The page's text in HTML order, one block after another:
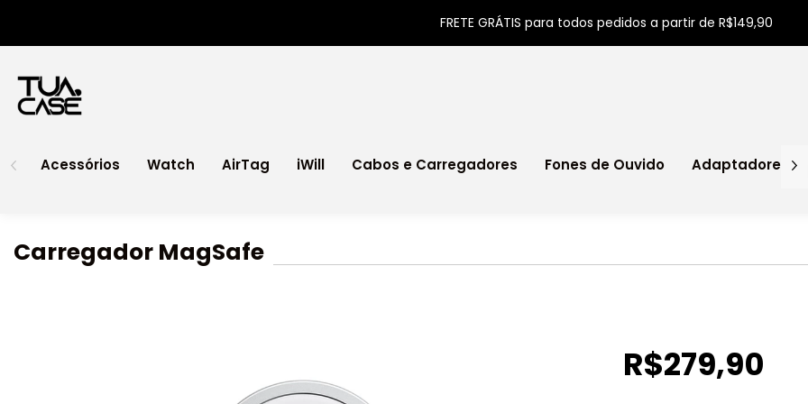
FRETE GRÁTIS para todos pedidos a partir de R$149,90
Acessórios Watch AirTag iWill Cabos e Carregadores Fones de Ouvido Adaptadores
Carregador MagSafe
R$279,90